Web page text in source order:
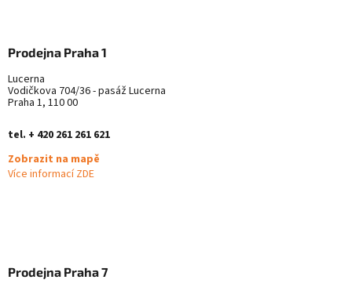
Prodejna Praha 1
Lucerna
Vodičkova 704/36 - pasáž Lucerna
Praha 1, 110 00
tel. + 420 261 261 621
Zobrazit na mapě
Více informací ZDE
Prodejna Praha 7